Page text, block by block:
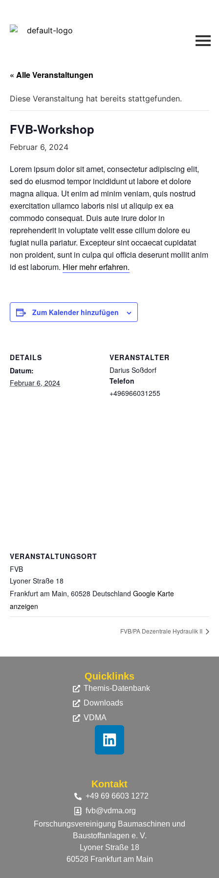
« Alle Veranstaltungen
Diese Veranstaltung hat bereits stattgefunden.
FVB-Workshop
Februar 6, 2024
Lorem ipsum dolor sit amet, consectetur adipiscing elit,
sed do eiusmod tempor incididunt ut labore et dolore
magna aliqua. Ut enim ad minim veniam, quis nostrud
exercitation ullamco laboris nisi ut aliquip ex ea
commodo consequat. Duis aute irure dolor in
reprehenderit in voluptate velit esse cillum dolore eu
fugiat nulla pariatur. Excepteur sint occaecat cupidatat
non proident, sunt in culpa qui officia deserunt mollit anim
id est laborum. Hier mehr erfahren.
Zum Kalender hinzufügen
DETAILS
Datum:
Februar 6, 2024
VERANSTALTER
Darius Soßdorf
Telefon
+496966031255
VERANSTALTUNGSORT
FVB
Lyoner Straße 18
Frankfurt am Main, 60528 Deutschland Google Karte
anzeigen
FVB/PA Dezentrale Hydraulik II
Quicklinks
Themis-Datenbank
Downloads
VDMA
Kontakt
+49 69 6603 1272
fvb@vdma.org
Forschungsvereinigung Baumaschinen und
Baustoffanlagen e. V.
Lyoner Straße 18
60528 Frankfurt am Main